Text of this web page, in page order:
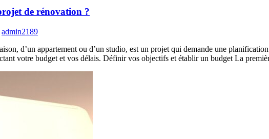
de rénovation ?
admin2189
d’un appartement ou d’un studio, est un projet qui demande une
votre budget et vos délais. Définir vos objectifs et établir un budget La